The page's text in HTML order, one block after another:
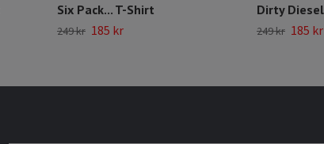
Six Pack... T-Shirt
249 kr 185 kr
Dirty
249 kr 185 kr